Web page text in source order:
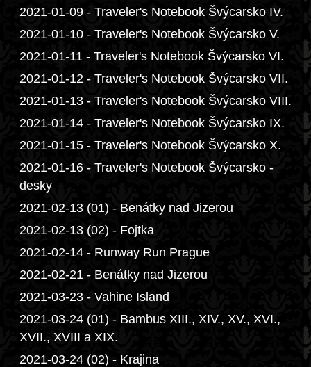
2021-01-09 - Traveler's Notebook Švýcarsko IV.
2021-01-10 - Traveler's Notebook Švýcarsko V.
2021-01-11 - Traveler's Notebook Švýcarsko VI.
2021-01-12 - Traveler's Notebook Švýcarsko VII.
2021-01-13 - Traveler's Notebook Švýcarsko VIII.
2021-01-14 - Traveler's Notebook Švýcarsko IX.
2021-01-15 - Traveler's Notebook Švýcarsko X.
2021-01-16 - Traveler's Notebook Švýcarsko -
desky
2021-02-13 (01) - Benátky nad Jizerou
2021-02-13 (02) - Fojtka
2021-02-14 - Runway Run Prague
2021-02-21 - Benátky nad Jizerou
2021-03-23 - Vahine Island
2021-03-24 (01) - Bambus XIII., XIV., XV., XVI.,
XVII., XVIII a XIX.
2021-03-24 (02) - Krajina